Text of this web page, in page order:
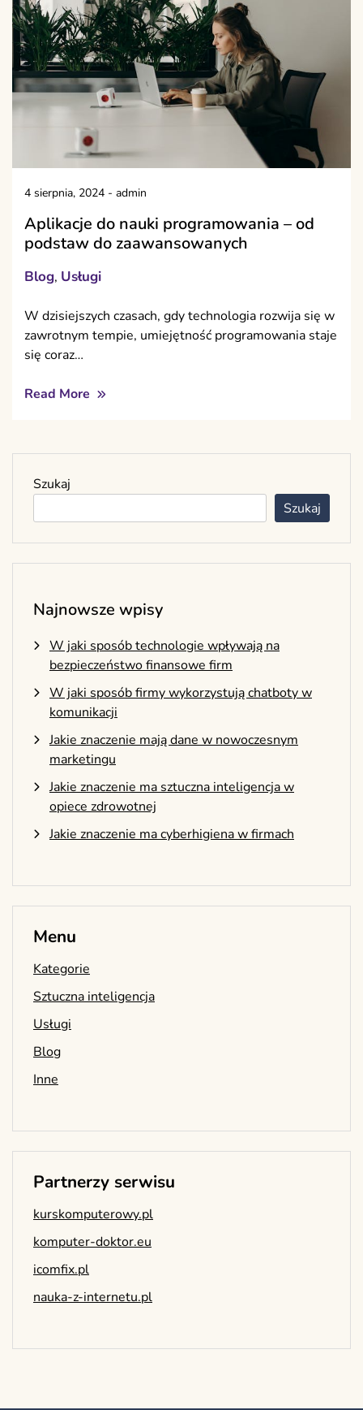
4 sierpnia, 2024 - admin
Aplikacje do nauki programowania – od
podstaw do zaawansowanych
Blog, Usługi
W dzisiejszych czasach, gdy technologia rozwija się w
zawrotnym tempie, umiejętność programowania staje
się coraz…
Read More
Szukaj
Szukaj
Najnowsze wpisy
W jaki sposób technologie wpływają na
bezpieczeństwo finansowe firm
W jaki sposób firmy wykorzystują chatboty w
komunikacji
Jakie znaczenie mają dane w nowoczesnym
marketingu
Jakie znaczenie ma sztuczna inteligencja w
opiece zdrowotnej
Jakie znaczenie ma cyberhigiena w firmach
Menu
Kategorie
Sztuczna inteligencja
Usługi
Blog
Inne
Partnerzy serwisu
kurskomputerowy.pl
komputer-doktor.eu
icomfix.pl
nauka-z-internetu.pl